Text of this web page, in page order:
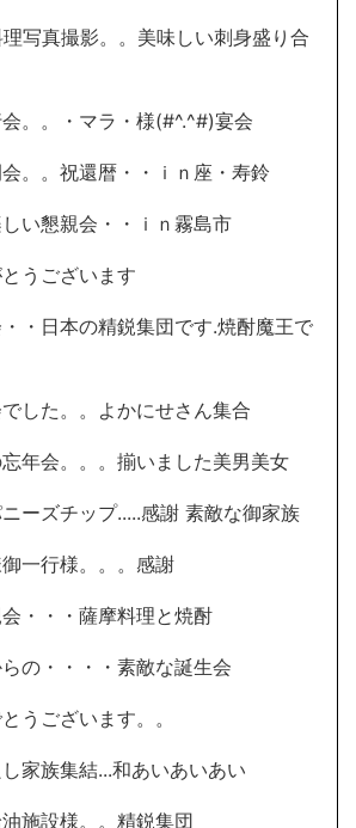
理写真撮影。。美味しい刺身盛り合
。。・マラ・様(#^.^#)宴会
。。祝還暦・・ｉｎ座・寿鈴
い懇親会・・ｉｎ霧島市
うございます
・日本の精鋭集団です.焼酎魔王で
した。。よかにせさん集合
年会。。。揃いました美男美女
ーズチップ.....感謝 素敵な御家族
一行様。。。感謝
・・・薩摩料理と焼酎
の・・・・素敵な誕生会
うございます。。
家族集結...和あいあいあい
施設様。。精鋭集団